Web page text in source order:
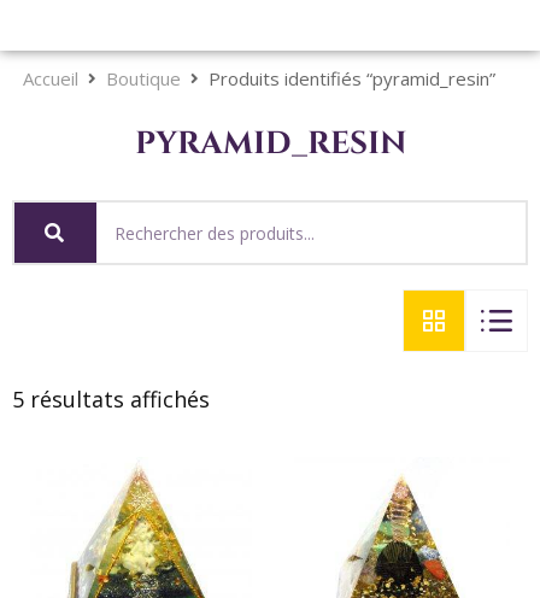
Accueil Boutique Produits identifiés “pyramid_resin”
pyramid_resin
5 résultats affichés